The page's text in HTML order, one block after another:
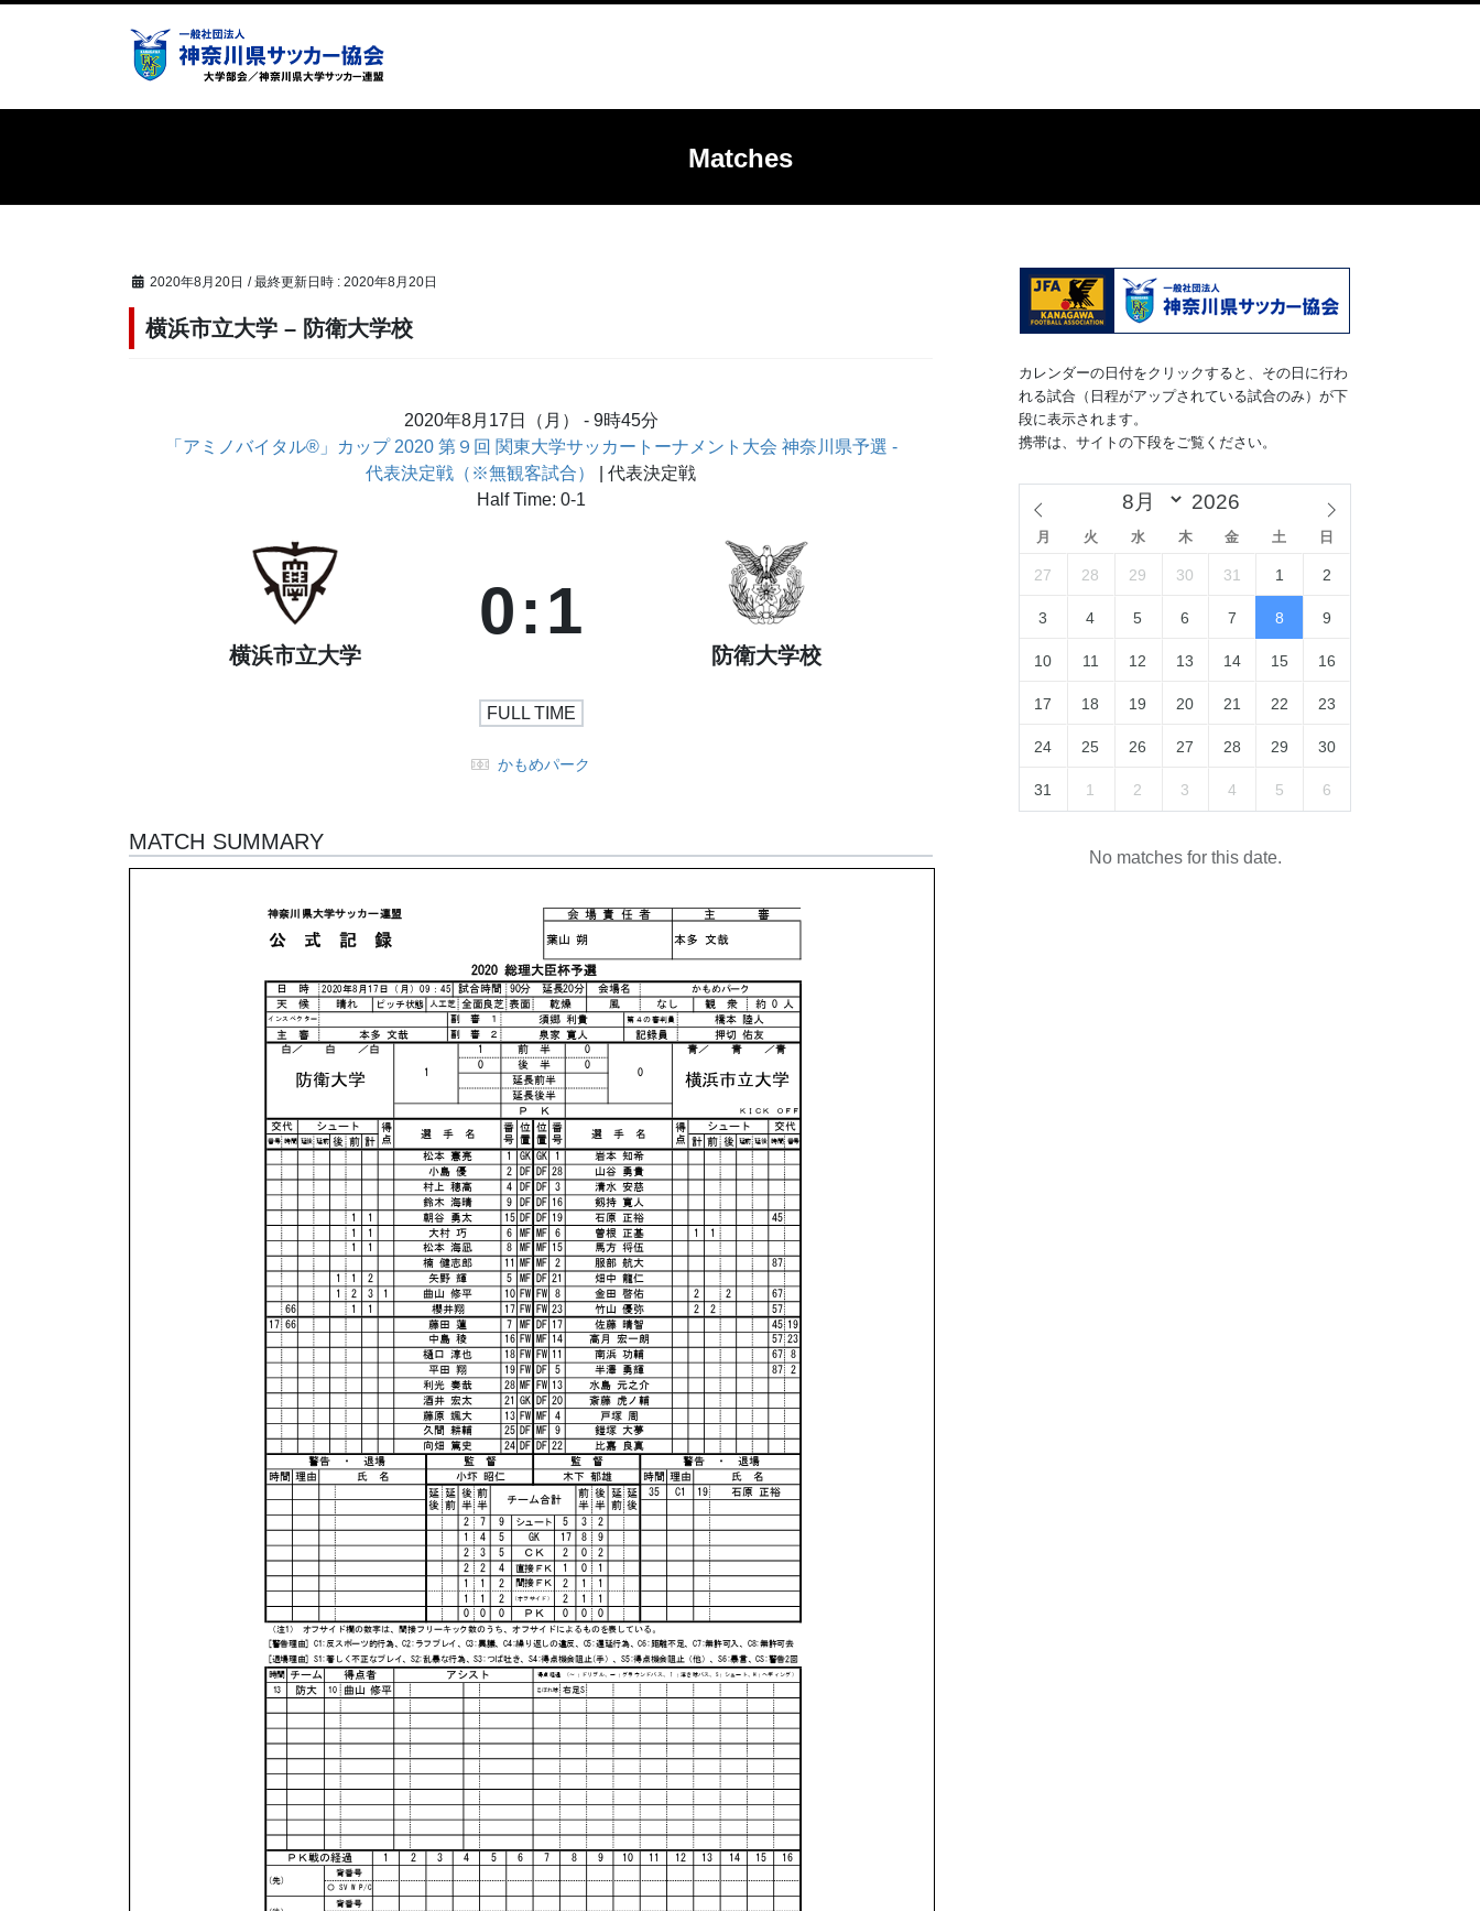
Matches
2020年8月20日 / 最終更新日時 : 2020年8月20日
横浜市立大学 – 防衛大学校
2020年8月17日（月） - 9時45分
「アミノバイタル®」カップ 2020 第９回 関東大学サッカートーナメント大会 神奈川県予選 -
代表決定戦（※無観客試合）
| 代表決定戦
Half Time: 0-1
横浜市立大学
0:1
防衛大学校
FULL TIME
かもめパーク
MATCH SUMMARY
カレンダーの日付をクリックすると、その日に行わ
れる試合（日程がアップされている試合のみ）が下
段に表示されます。
携帯は、サイトの下段をご覧ください。
月 火 水 木 金 土 日
27 28 29 30 31 1 2
3 4 5 6 7 8 9
10 11 12 13 14 15 16
17 18 19 20 21 22 23
24 25 26 27 28 29 30
31 1 2 3 4 5 6
No matches for this date.